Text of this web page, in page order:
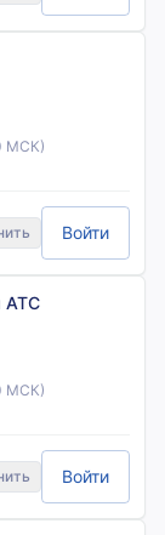
МСК)
Войти
АТС
МСК)
Войти